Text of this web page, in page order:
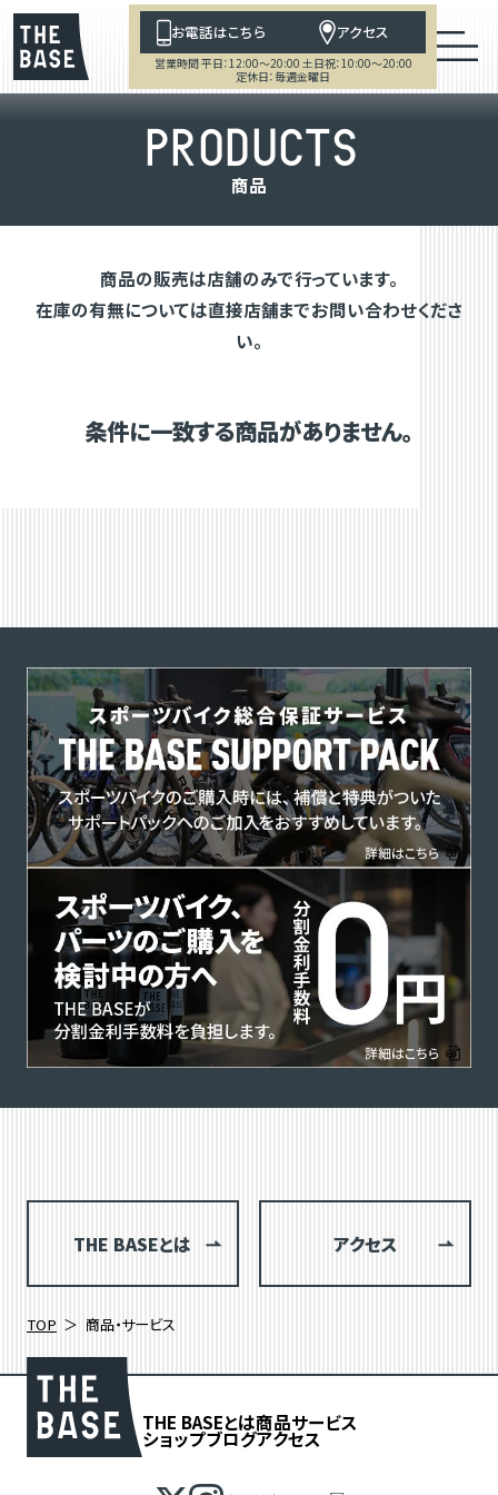
お電話はこちら アクセス
営業時間 平日：12:00～20:00 土日祝：10:00～20:00
定休日：毎週金曜日
PRODUCTS
商品
商品の販売は店舗のみで行っています。
在庫の有無については直接店舗までお問い合わせくださ
い。
条件に一致する商品がありません。
THE BASEとは アクセス
TOP 商品・サービス
THE BASEとは商品サービス
ショップブログアクセス